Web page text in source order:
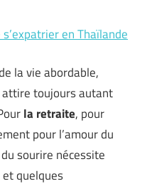
en Thaïlande
la vie abordable,
attire toujours autant
la retraite, pour
pour l’amour du
sourire nécessite
quelques